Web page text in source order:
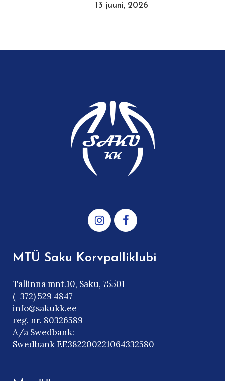
13 juuni, 2026
MTÜ Saku Korvpalliklubi
Tallinna mnt.10, Saku, 75501
(+372) 529 4847
info@sakukk.ee
reg. nr. 80326589
A/a Swedbank:
Swedbank EE382200221064332580